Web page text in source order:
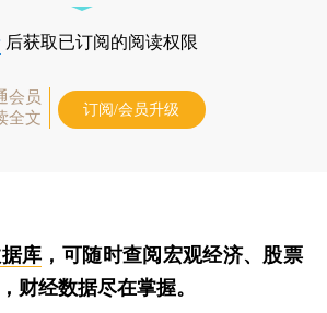
后获取已订阅的阅读权限
会员
全文
订阅/会员升级
库 ，可随时查阅宏观经济、股票
财经数据尽在掌握。